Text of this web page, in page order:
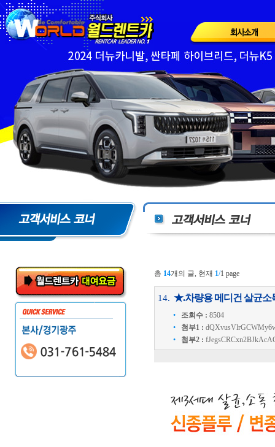
총 14개의 글, 현재 1/1 page
14. ★.차량용 메디건 살균소
• 조회수 : 8504
•
첨부1 :
•
첨부2 :